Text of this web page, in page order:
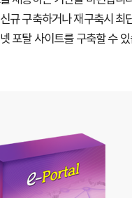
규 구축하거나 재구축시 최
포탈 사이트를 구축할 수